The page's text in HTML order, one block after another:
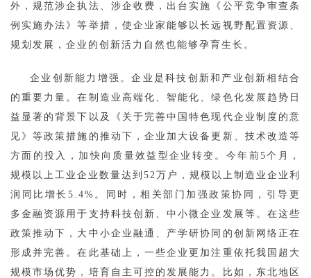
外，规范涉企执法、涉企收费，出台实施《公平竞争审查条
例实施办法》等举措，使企业家能够以长远视野配置资源、
规划发展，企业的创新活力自然也能够孕育生长。
企业创新能力增强。企业是科技创新和产业创新相结合
的重要力量。在制造业高端化、智能化、绿色化发展趋势日
益显著的背景下以及《关于完善中国特色现代企业制度的意
见》等政策措施的推动下，企业加大设备更新、技术改造等
方面的投入，加快向质量效益型企业转变。今年前5个月，
规模以上工业企业数量达到52万户，规模以上制造业企业利
润同比增长5.4%。同时，相关部门加强政策协同，引导更
多金融资源用于支持科技创新、中小微企业发展等。在这些
政策推动下，大中小企业融通、产学研协同的创新网络正在
形成并完善。在此基础上，一些企业更加注重依托我国超大
规模市场优势，培育自主可控的发展能力。比如，东北地区